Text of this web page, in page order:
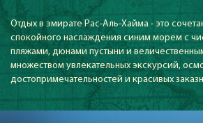
Отдых в эмирате Рас-Аль-Хайма - это
спокойного наслаждения синим морем с
пляжами, дюнами пустыни и
множеством увлекательных экскурсий,
достопримечательностей и красивых